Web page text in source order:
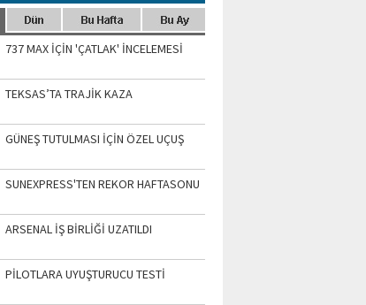
737 MAX İÇİN 'ÇATLAK' İNCELEMESİ
TEKSAS’TA TRAJİK KAZA
GÜNEŞ TUTULMASI İÇİN ÖZEL UÇUŞ
SUNEXPRESS'TEN REKOR HAFTASONU
ARSENAL İŞ BİRLİĞİ UZATILDI
PİLOTLARA UYUŞTURUCU TESTİ